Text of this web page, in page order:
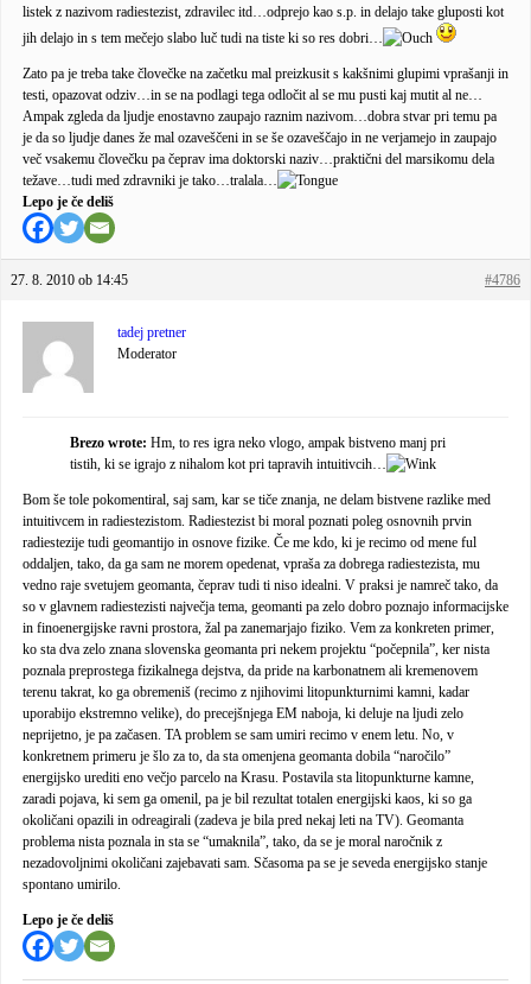
listek z nazivom radiestezist, zdravilec itd…odprejo kao s.p. in delajo take gluposti kot
jih delajo in s tem mečejo slabo luč tudi na tiste ki so res dobri…
Zato pa je treba take človečke na začetku mal preizkusit s kakšnimi glupimi vprašanji in
testi, opazovat odziv…in se na podlagi tega odločit al se mu pusti kaj mutit al ne…
Ampak zgleda da ljudje enostavno zaupajo raznim nazivom…dobra stvar pri temu pa
je da so ljudje danes že mal ozaveščeni in se še ozaveščajo in ne verjamejo in zaupajo
več vsakemu človečku pa čeprav ima doktorski naziv…praktični del marsikomu dela
težave…tudi med zdravniki je tako…tralala…
Lepo je če deliš
27. 8. 2010 ob 14:45 #4786
tadej pretner
Moderator
Brezo wrote: Hm, to res igra neko vlogo, ampak bistveno manj pri
tistih, ki se igrajo z nihalom kot pri tapravih intuitivcih…
Bom še tole pokomentiral, saj sam, kar se tiče znanja, ne delam bistvene razlike med
intuitivcem in radiestezistom. Radiestezist bi moral poznati poleg osnovnih prvin
radiestezije tudi geomantijo in osnove fizike. Če me kdo, ki je recimo od mene ful
oddaljen, tako, da ga sam ne morem opedenat, vpraša za dobrega radiestezista, mu
vedno raje svetujem geomanta, čeprav tudi ti niso idealni. V praksi je namreč tako, da
so v glavnem radiestezisti največja tema, geomanti pa zelo dobro poznajo informacijske
in finoenergijske ravni prostora, žal pa zanemarjajo fiziko. Vem za konkreten primer,
ko sta dva zelo znana slovenska geomanta pri nekem projektu “počepnila”, ker nista
poznala preprostega fizikalnega dejstva, da pride na karbonatnem ali kremenovem
terenu takrat, ko ga obremeniš (recimo z njihovimi litopunkturnimi kamni, kadar
uporabijo ekstremno velike), do precejšnjega EM naboja, ki deluje na ljudi zelo
neprijetno, je pa začasen. TA problem se sam umiri recimo v enem letu. No, v
konkretnem primeru je šlo za to, da sta omenjena geomanta dobila “naročilo”
energijsko urediti eno večjo parcelo na Krasu. Postavila sta litopunkturne kamne,
zaradi pojava, ki sem ga omenil, pa je bil rezultat totalen energijski kaos, ki so ga
okoličani opazili in odreagirali (zadeva je bila pred nekaj leti na TV). Geomanta
problema nista poznala in sta se “umaknila”, tako, da se je moral naročnik z
nezadovoljnimi okoličani zajebavati sam. Sčasoma pa se je seveda energijsko stanje
spontano umirilo.
Lepo je če deliš